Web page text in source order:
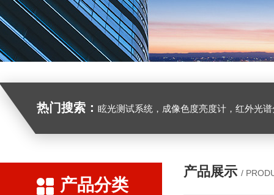
热门搜索： 眩光测试系统，成像色度亮度计，红外光谱分析仪，紫外光谱分析仪、医用光源光谱分析仪，光谱照度
产品分类
产品展示 /